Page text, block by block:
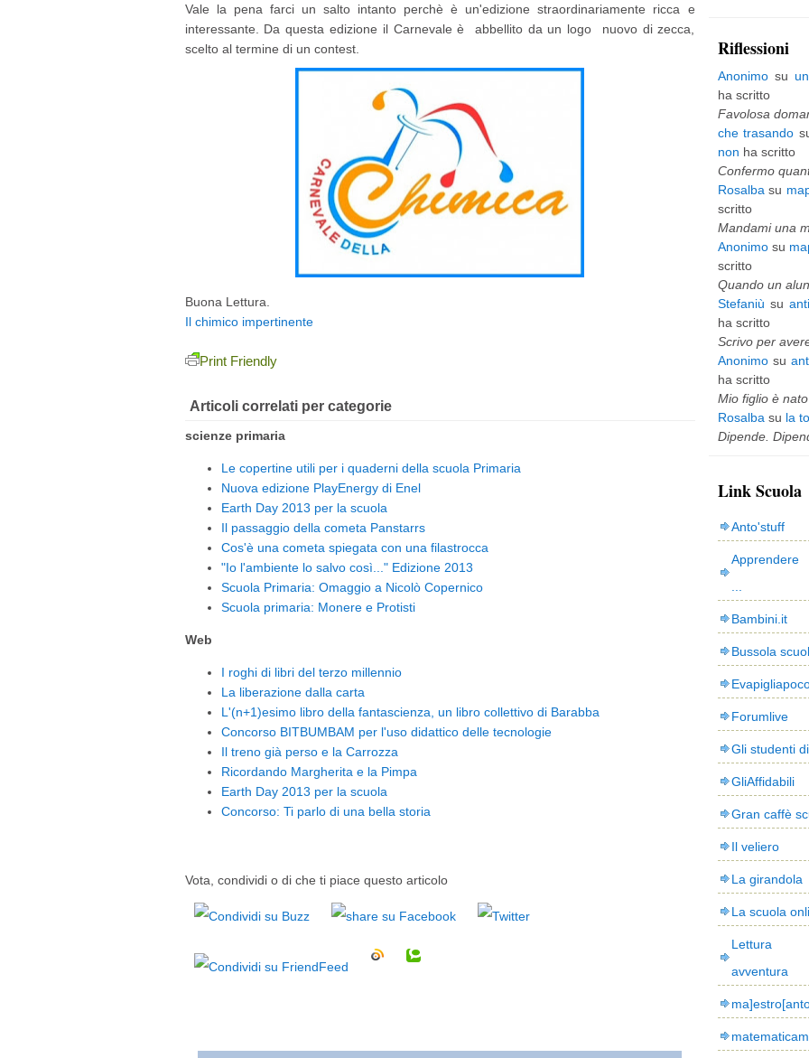
Vale la pena farci un salto intanto perchè è un'edizione straordinariamente ricca e
interessante. Da questa edizione il Carnevale è abbellito da un logo nuovo di zecca,
scelto al termine di un contest.
Buona Lettura.
Il chimico impertinente
Print Friendly
Articoli correlati per categorie
scienze primaria
Le copertine utili per i quaderni della scuola Primaria
Nuova edizione PlayEnergy di Enel
Earth Day 2013 per la scuola
Il passaggio della cometa Panstarrs
Cos'è una cometa spiegata con una filastrocca
"Io l'ambiente lo salvo così..." Edizione 2013
Scuola Primaria: Omaggio a Nicolò Copernico
Scuola primaria: Monere e Protisti
Web
I roghi di libri del terzo millennio
La liberazione dalla carta
L'(n+1)esimo libro della fantascienza, un libro collettivo di Barabba
Concorso BITBUMBAM per l'uso didattico delle tecnologie
Il treno già perso e la Carrozza
Ricordando Margherita e la Pimpa
Earth Day 2013 per la scuola
Concorso: Ti parlo di una bella storia
Vota, condividi o di che ti piace questo articolo
p
i
Riflessioni
Anonimosu
ha scritto
Favolosa
che trasando
non ha scritto
Confermo
Rosalba su
scritto
Mandami una
Anonimosu
scritto
Quando un
Stefaniù su
ha scritto
Scrivo per avere
Anonimosu
ha scritto
Mio figlio è nato
Rosalba su la
Dipende.
Link Scuola
Anto'stuff
Bambini.it
Bussola
Forumlive
Gli studenti
GliAffidabili
Gran caffè
Il veliero
La girandola
La scuola
avventura